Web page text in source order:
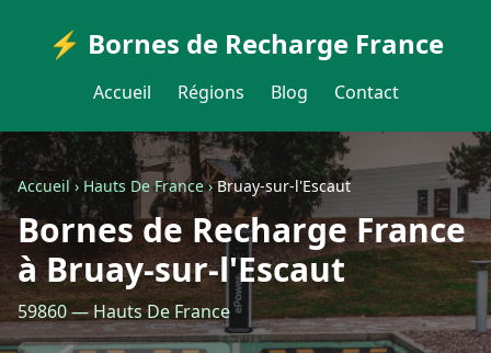
⚡ Bornes de Recharge France
Accueil Régions Blog Contact
Accueil›Hauts De France›Bruay-sur-l'Escaut
Bornes de Recharge France
à Bruay-sur-l'Escaut
59860 — Hauts De France